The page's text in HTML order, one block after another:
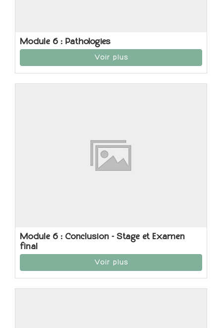
Module 6 : Pathologies
Voir plus
Module 6 : Conclusion - Stage et Examen
final
Voir plus